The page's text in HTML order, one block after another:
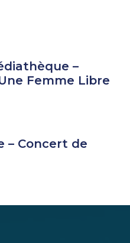
–
Femme Libre
– Concert de